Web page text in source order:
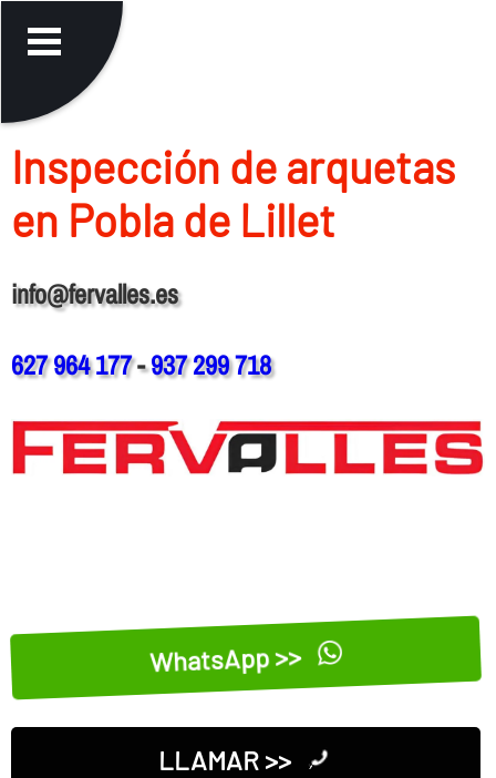
Inspección de arquetas
en Pobla de Lillet
info@fervalles.es
627 964 177-937 299 718
WhatsApp >>
LLAMAR >>